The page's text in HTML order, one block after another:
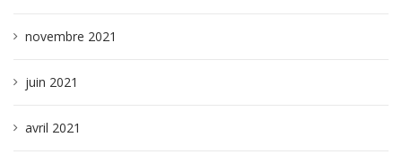
novembre 2021
juin 2021
avril 2021